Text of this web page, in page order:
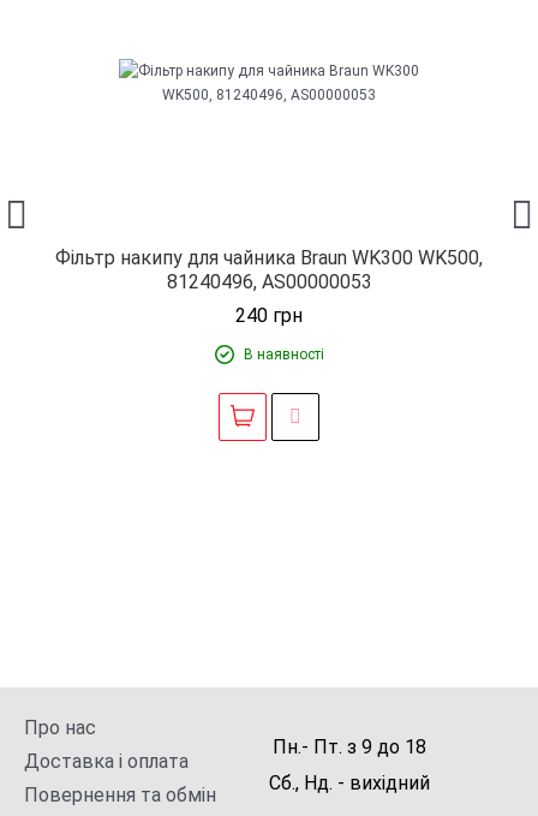
Фільтр накипу для чайника Braun WK300 WK500,
81240496, AS00000053
240 грн
В наявності
Про нас
Доставка і оплата
Повернення та обмін
Пн.- Пт. з 9 до 18
Сб., Нд. - вихідний